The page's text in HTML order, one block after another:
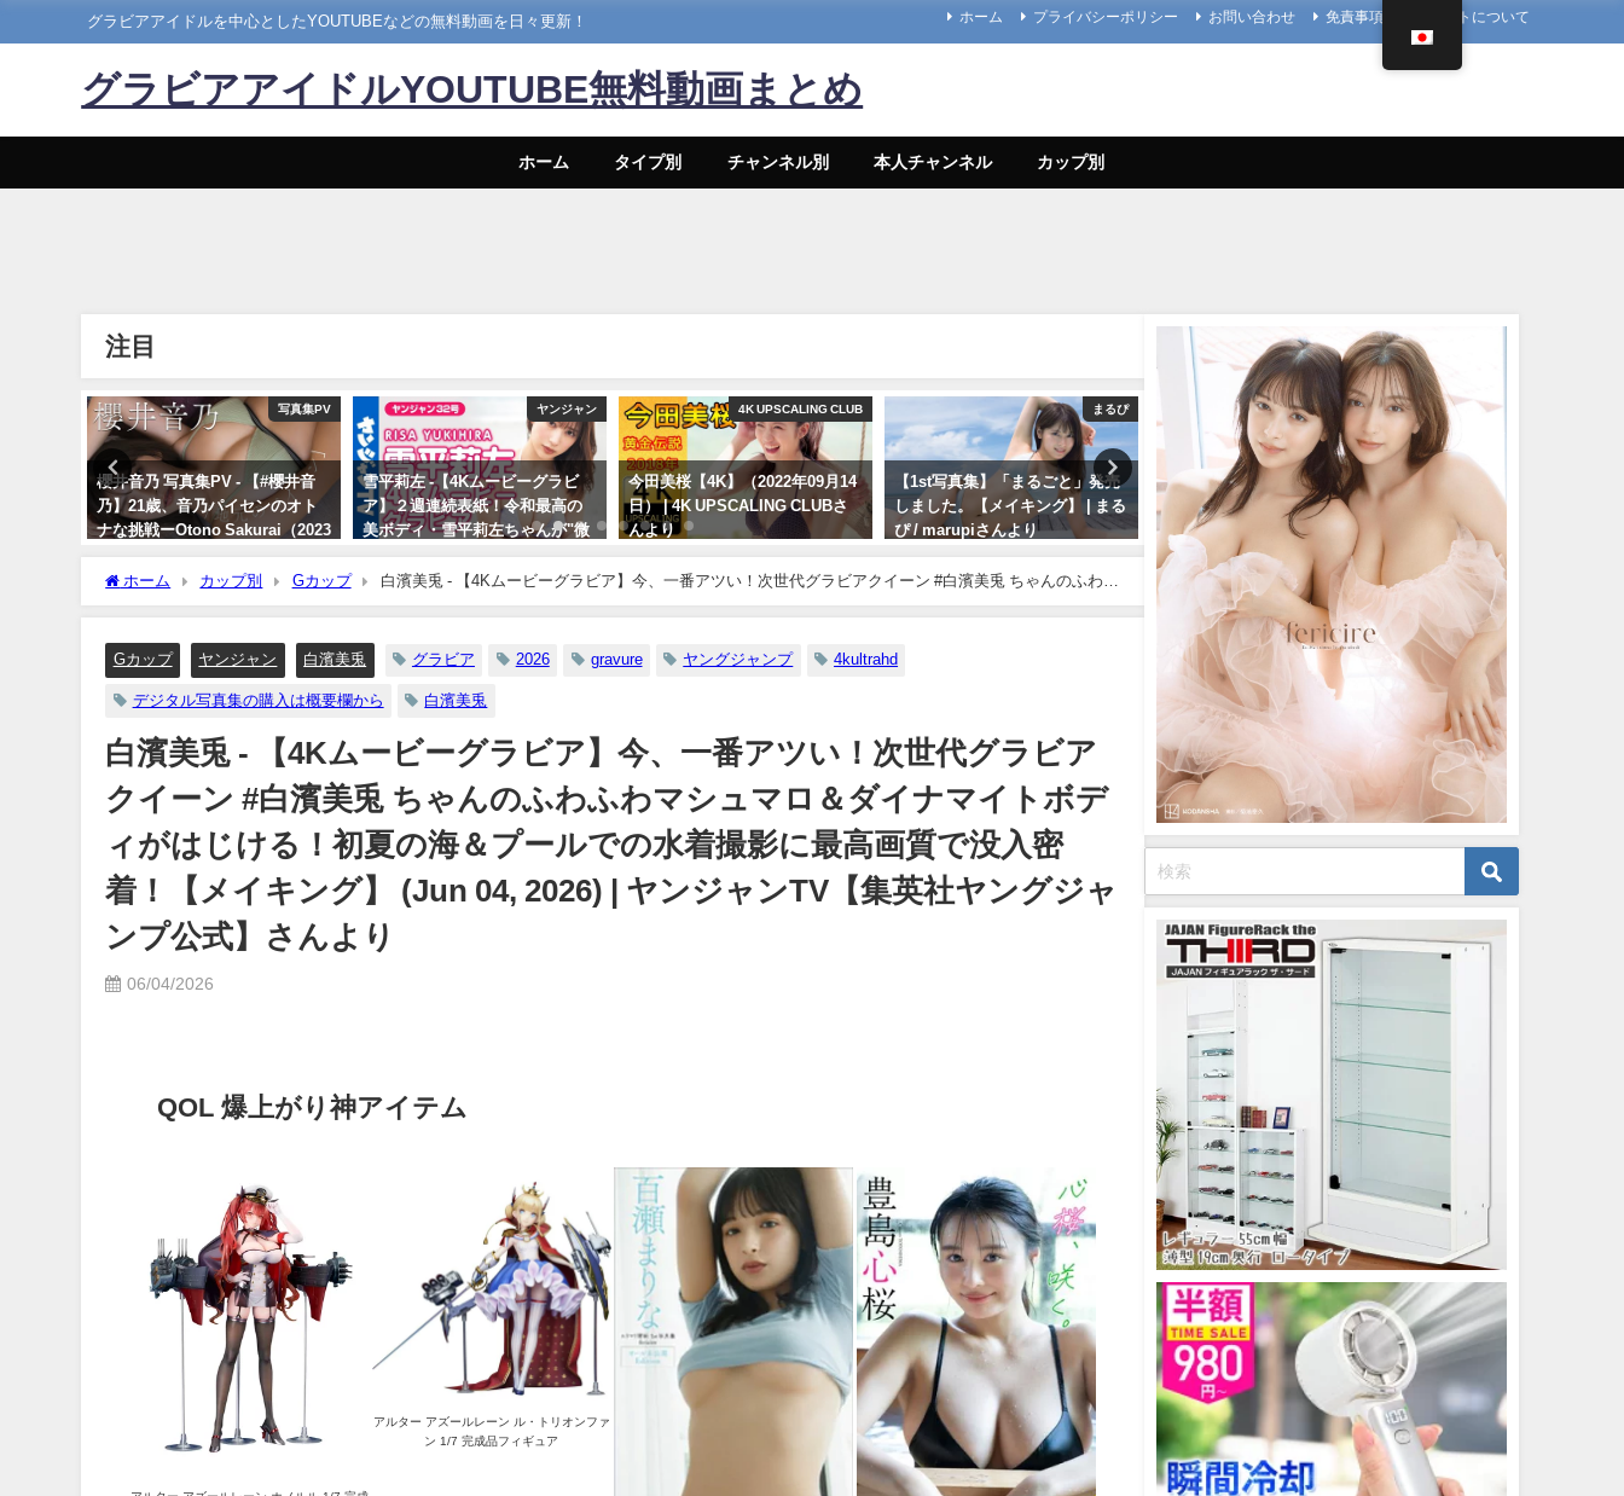
グラビアアイドルを中心としたYOUTUBEなどの無料動画を日々更新！ ホーム プライバシーポリシー お問い合わせ 免責事項 当サイトについて
グラビアアイドルYOUTUBE無料動画まとめ
ホーム タイプ別 チャンネル別 本人チャンネル カップ別
注目
写真集PV
櫻井音乃 写真集PV - 【#櫻井音
乃】21歳、音乃パイセンのオト
ナな挑戦ーOtono Sakurai（2023
年12月20日） | 週プレ
Channel【集英社 週刊プレイボ
ーイ公式】さんより
ヤンジャン
雪平莉左 -【4Kムービーグラビ
ア】２週連続表紙！令和最高の
美ボディ・雪平莉左ちゃんが"微
笑みの国"タイで魅せる女神の微
笑み！カラフルでビビッドな水
着撮影に最高画質で没入密着！
日） | ヤンジャンTV【集英社ヤ
ングジャンプ公式】さんより
07/06/2023
4K UPSCALING CLUB
今田美桜【4K】（2022年09月14
日） | 4K UPSCALING CLUBさ
んより
まるぴ
【1st写真集】「まるごと」発売
しました。【メイキング】 | まる
ぴ / marupiさんより
4K UPSCALING CLUB
篠崎愛【4K】（2023年08月25
日） | 4K UPSCALING CLUBさ
んより
08/25/2023
吉岡里帆(Riho Yoshioka)
（2022年10月19日） | 4K
UPSCALING CLUBさんよ
10/19/2022
ホーム カップ別 Gカップ
白濱美兎 - 【4Kムービーグラビア】今、一番アツい！次世代グラビアクイーン #白濱美兎 ちゃんのふわふ
わマシュマロ＆ダイナマイトボディがはじける！初夏の海＆プールでの水着撮影に最高画質で没入密着！【メイキング】 (Jun 04, 2026) | ヤンジ
Gカップ
ヤンジャン 白濱美兎 グラビア 2026 gravure ヤングジャンプ 4kultrahd
デジタル写真集の購入は概要欄から 白濱美兎
白濱美兎 - 【4Kムービーグラビア】今、一番アツい！次世代グラビア
クイーン #白濱美兎 ちゃんのふわふわマシュマロ＆ダイナマイトボデ
ィがはじける！初夏の海＆プールでの水着撮影に最高画質で没入密
着！【メイキング】 (Jun 04, 2026) | ヤンジャンTV【集英社ヤングジャ
ンプ公式】さんより
06/04/2026
QOL 爆上がり神アイテム
アルター アズールレーン ル・トリオンファ
ン 1/7 完成品フィギュア